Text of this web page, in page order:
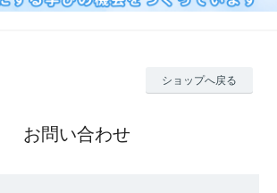
ショップへ戻る
お問い合わせ